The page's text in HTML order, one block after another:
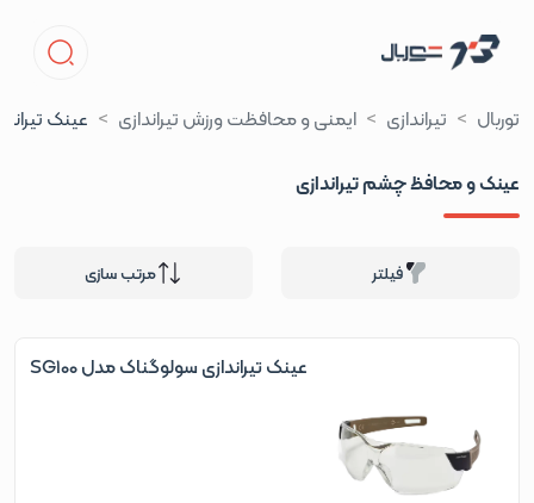
توربال تیراندازی ایمنی و محافظت ورزش تیراندازی
عینک
عینک و محافظ چشم تیراندازی
فیلتر مرتب سازی
عینک تیراندازی سولوگناک مدل SG100